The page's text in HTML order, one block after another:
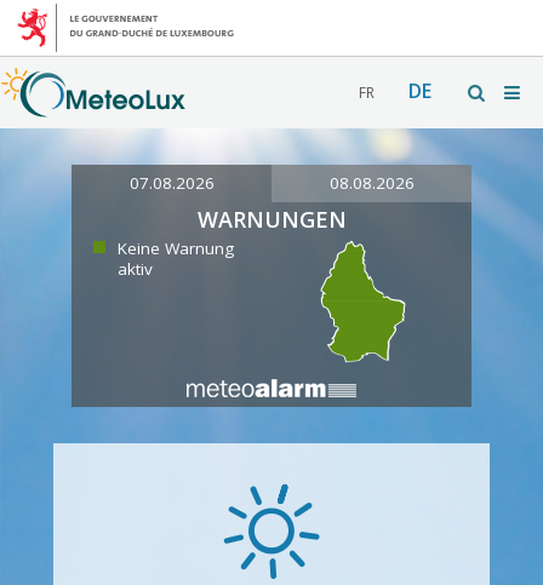
FR DE
07.08.2026 08.08.2026
WARNUNGEN
Keine Warnung
aktiv